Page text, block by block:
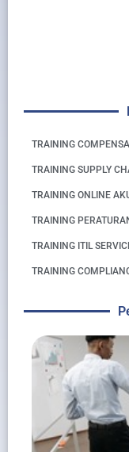
TRAINING
TRAINING SUPPLY
TRAINING ONLINE
TRAINING
TRAINING ITIL
TRAINING